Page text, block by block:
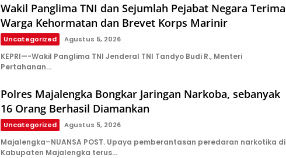
Wakil Panglima TNI dan Sejumlah Pejabat Negara Terima
Warga Kehormatan dan Brevet Korps Marinir
Uncategorized Agustus 5, 2026
KEPRI—-Wakil Panglima TNI Jenderal TNI Tandyo Budi R., Menteri
Pertahanan…
Polres Majalengka Bongkar Jaringan Narkoba, sebanyak
16 Orang Berhasil Diamankan
Uncategorized Agustus 5, 2026
Majalengka–NUANSA POST. Upaya pemberantasan peredaran narkotika di
Kabupaten Majalengka terus…